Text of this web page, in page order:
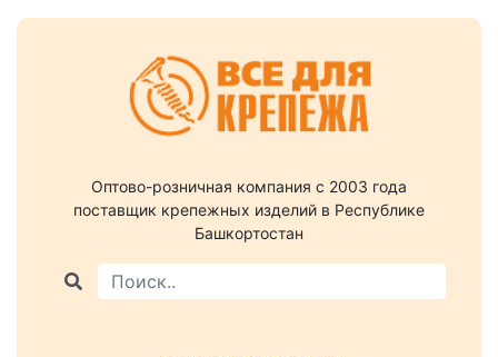
Оптово-розничная компания c 2003 года
поставщик крепежных изделий в Республике
Башкортостан